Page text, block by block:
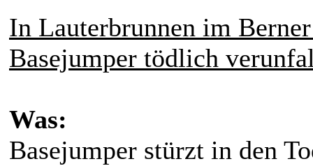
In Lauterbrunnen im
Basejumper tödlich
Was:
Basejumper stürzt in den